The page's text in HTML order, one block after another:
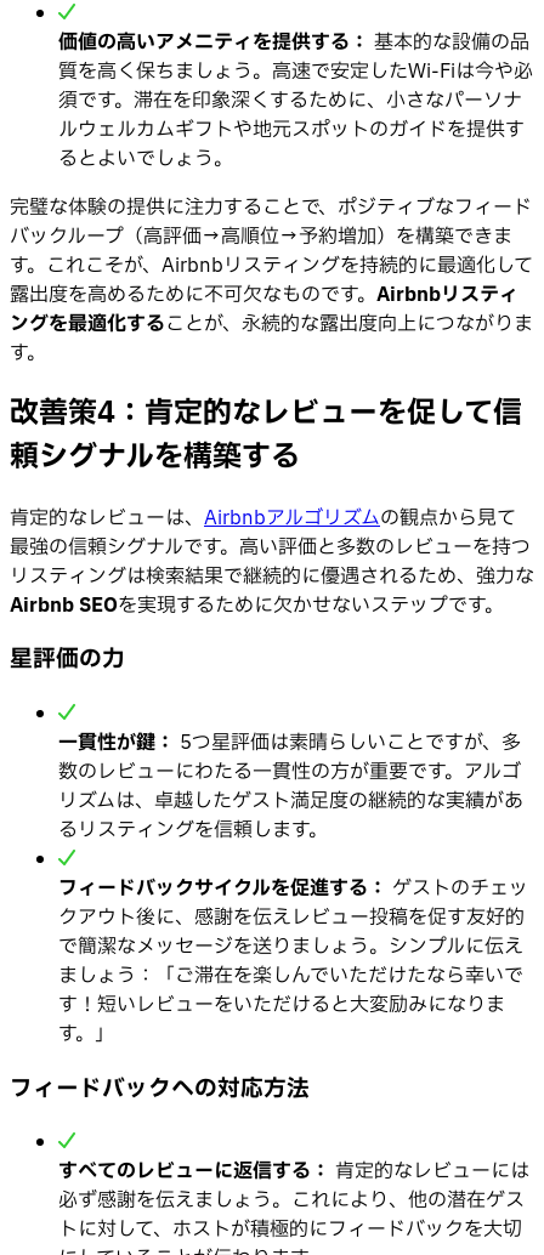
価値の高いアメニティを提供する： 基本的な設備の品
質を高く保ちましょう。高速で安定したWi-Fiは今や必
須です。滞在を印象深くするために、小さなパーソナ
ルウェルカムギフトや地元スポットのガイドを提供す
るとよいでしょう。
完璧な体験の提供に注力することで、ポジティブなフィード
バックループ（高評価→高順位→予約増加）を構築できま
す。これこそが、Airbnbリスティングを持続的に最適化して
露出度を高めるために不可欠なものです。 Airbnbリスティ
ングを最適化することが、永続的な露出度向上につながりま
す。
改善策4：肯定的なレビューを促して信
頼シグナルを構築する
肯定的なレビューは、 Airbnbアルゴリズムの観点から見て
最強の信頼シグナルです。高い評価と多数のレビューを持つ
リスティングは検索結果で継続的に優遇されるため、強力な
Airbnb SEOを実現するために欠かせないステップです。
星評価の力
一貫性が鍵： 5つ星評価は素晴らしいことですが、多
数のレビューにわたる一貫性の方が重要です。アルゴ
リズムは、卓越したゲスト満足度の継続的な実績があ
るリスティングを信頼します。
フィードバックサイクルを促進する： ゲストのチェッ
クアウト後に、感謝を伝えレビュー投稿を促す友好的
で簡潔なメッセージを送りましょう。シンプルに伝え
ましょう：「ご滞在を楽しんでいただけたなら幸いで
す！短いレビューをいただけると大変励みになりま
す。」
フィードバックへの対応方法
すべてのレビューに返信する： 肯定的なレビューには
必ず感謝を伝えましょう。これにより、他の潜在ゲス
トに対して、ホストが積極的にフィードバックを大切